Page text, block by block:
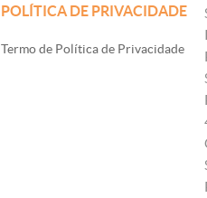
POLÍTICA DE PRIVACIDADE
Termo de Política de Privacidade